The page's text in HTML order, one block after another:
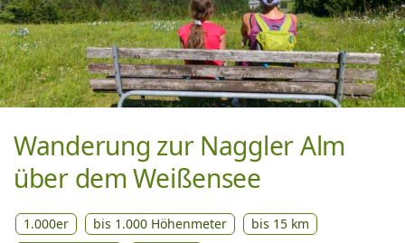
Wanderung zur Naggler Alm
über dem Weißensee
1.000er bis 1.000 Höhenmeter
bis 15 km